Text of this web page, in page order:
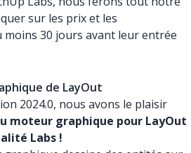
sur les prix et les
30 jours avant leur entrée
de LayOut
2024.0, nous avons le plaisir
moteur graphique pour LayOut
Labs !